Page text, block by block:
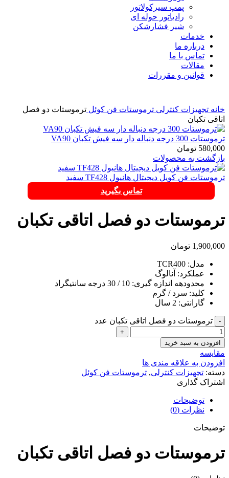
پمپ سیرکولاتور
رادیاتور حوله ای
شیر فشارشکن
خدمات
درباره ما
تماس با ما
مقالات
قوانین و مقررات
خانه تجهیزات کنترلی ترموستات فن کوئل ترموستات دو فصل
اتاقی تکبان
ترموستات 300 درجه دنباله دار سه فیش تکبان VA90
580,000 تومان
بازگشت به محصولات
ترموستات فن کویل دیجیتال هانیول TF428 سفید
تماس بگیرید
ترموستات دو فصل اتاقی تکبان
1,900,000 تومان
مدل: TCR400
عملکرد: آنالوگ
محدودهه اندازه گیری: 10 / 30 درجه سانتیگراد
کلید: سرد / گرم
گارانتی: 2 سال
ترموستات دو فصل اتاقی تکبان عدد
افزودن به سبد خرید
مقایسه
افزودن به علاقه مندی ها
دسته: تجهیزات کنترلی, ترموستات فن کوئل
اشتراک گذاری
توضیحات
نظرات (0)
توضیحات
ترموستات دو فصل اتاقی تکبان